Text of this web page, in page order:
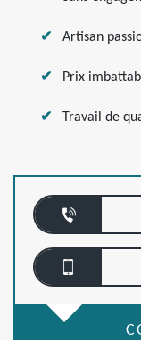
Artisan
Prix
Travail de